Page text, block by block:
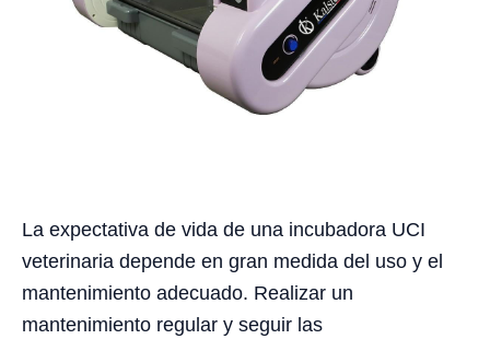
La expectativa de vida de una incubadora UCI
veterinaria depende en gran medida del uso y el
mantenimiento adecuado. Realizar un
mantenimiento regular y seguir las